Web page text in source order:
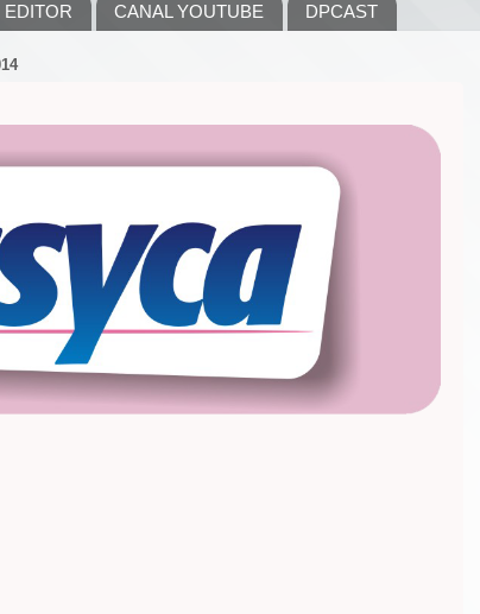
EDITOR CANAL YOUTUBE DPCAST